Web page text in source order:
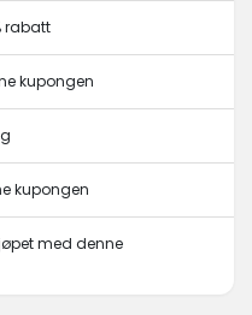
rabatt
kupongen
kupongen
med denne